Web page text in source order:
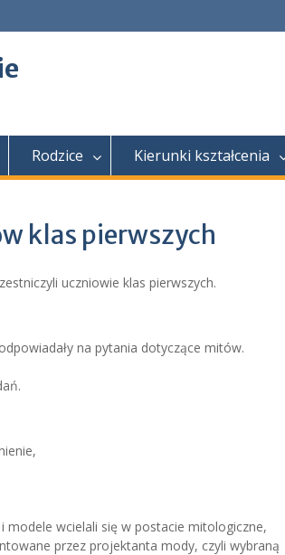
Rodzice Kierunki kształcenia
klas pierwszych
uczniowie klas pierwszych.
na pytania dotyczące mitów.
modele wcielali się w postacie mitologiczne,
przez projektanta mody, czyli wybraną